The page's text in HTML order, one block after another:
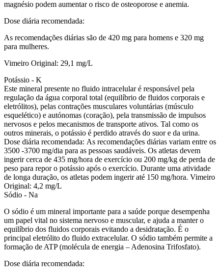
magnésio podem aumentar o risco de osteoporose e anemia.
Dose diária recomendada:
As recomendações diárias são de 420 mg para homens e 320 mg
para mulheres.
Vimeiro Original: 29,1 mg/L
Potássio - K
Este mineral presente no fluido intracelular é responsável pela
regulação da água corporal total (equilíbrio de fluidos corporais e
eletrólitos), pelas contrações musculares voluntárias (músculo
esquelético) e autónomas (coração), pela transmissão de impulsos
nervosos e pelos mecanismos de transporte ativos. Tal como os
outros minerais, o potássio é perdido através do suor e da urina.
Dose diária recomendada: As recomendações diárias variam entre os
3500 -3700 mg/dia para as pessoas saudáveis. Os atletas devem
ingerir cerca de 435 mg/hora de exercício ou 200 mg/kg de perda de
peso para repor o potássio após o exercício. Durante uma atividade
de longa duração, os atletas podem ingerir até 150 mg/hora. Vimeiro
Original: 4,2 mg/L
Sódio - Na
O sódio é um mineral importante para a saúde porque desempenha
um papel vital no sistema nervoso e muscular, e ajuda a manter o
equilíbrio dos fluidos corporais evitando a desidratação. É o
principal eletrólito do fluido extracelular. O sódio também permite a
formação de ATP (molécula de energia – Adenosina Trifosfato).
Dose diária recomendada: